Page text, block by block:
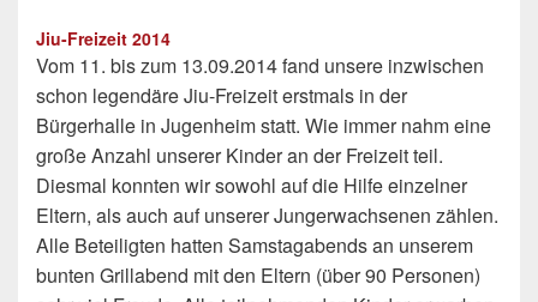
Jiu-Freizeit 2014
Vom 11. bis zum 13.09.2014 fand unsere inzwischen
schon legendäre Jiu-Freizeit erstmals in der
Bürgerhalle in Jugenheim statt. Wie immer nahm eine
große Anzahl unserer Kinder an der Freizeit teil.
Diesmal konnten wir sowohl auf die Hilfe einzelner
Eltern, als auch auf unserer Jungerwachsenen zählen.
Alle Beteiligten hatten Samstagabends an unserem
bunten Grillabend mit den Eltern (über 90 Personen)